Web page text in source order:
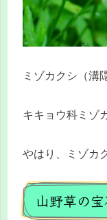
ミゾカクシ（溝
キキョウ科ミゾ
やはり、ミゾカ
山野草の